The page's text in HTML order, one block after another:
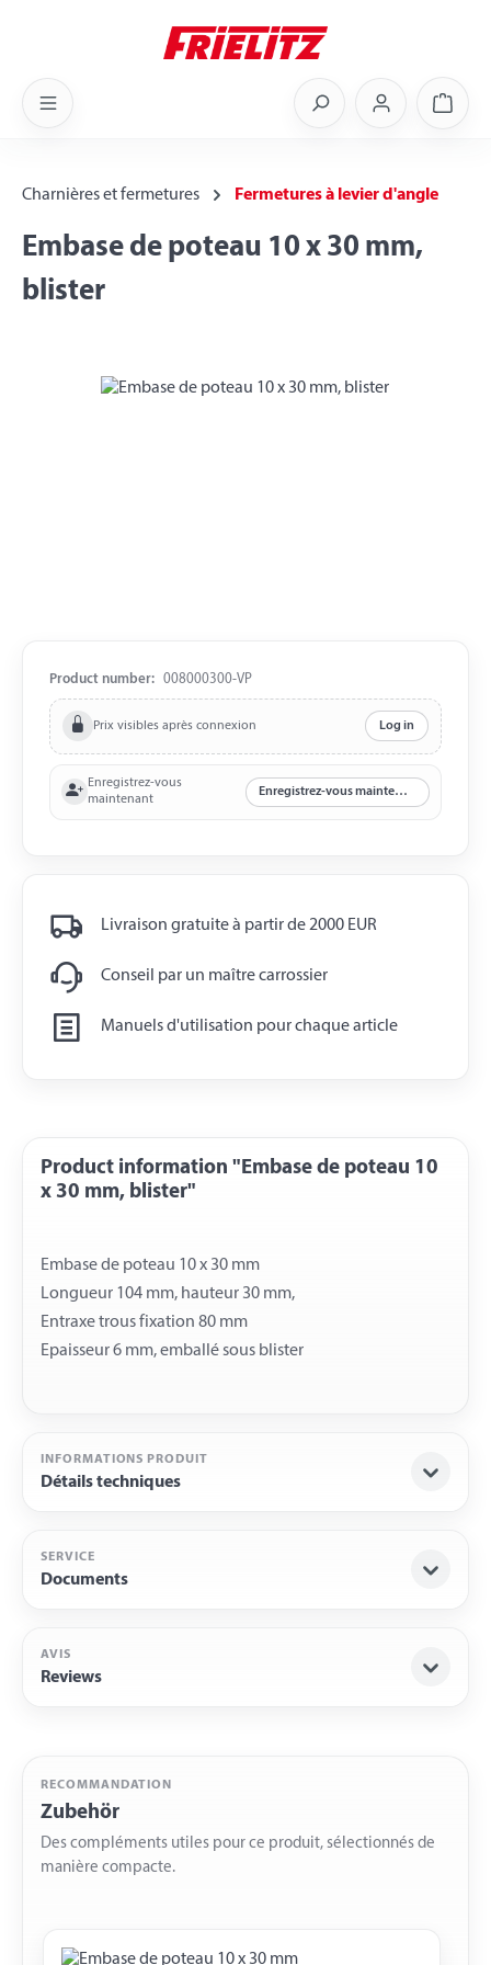
Charnières et fermetures Fermetures à levier d'angle
Embase de poteau 10 x 30 mm,
blister
Skip image gallery
Product number: 008000300-VP
Prix visibles après connexion Log in
Enregistrez-vous
maintenant
Enregistrez-vous maintenant
Livraison gratuite à partir de 2000 EUR
Conseil par un maître carrossier
Manuels d'utilisation pour chaque article
Product information "Embase de poteau 10
x 30 mm, blister"
Embase de poteau 10 x 30 mm
Longueur 104 mm, hauteur 30 mm,
Entraxe trous fixation 80 mm
INFORMATIONS PRODUIT
Détails techniques
SERVICE
Documents
AVIS
Reviews
RECOMMANDATION
Zubehör
Des compléments utiles pour ce produit, sélectionnés de
manière compacte.